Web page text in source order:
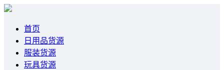
首页
日用品货源
服装货源
玩具货源